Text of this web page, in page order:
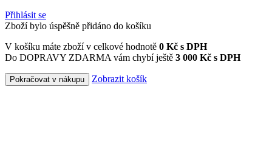
Přihlásit se
Zboží bylo úspěšně přidáno do košíku
V košíku máte zboží v celkové hodnotě 0 Kč s DPH
Do DOPRAVY ZDARMA vám chybí ještě 3 000 Kč s DPH
Pokračovat v nákupu Zobrazit košík